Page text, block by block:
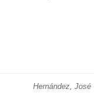
Hernández, José